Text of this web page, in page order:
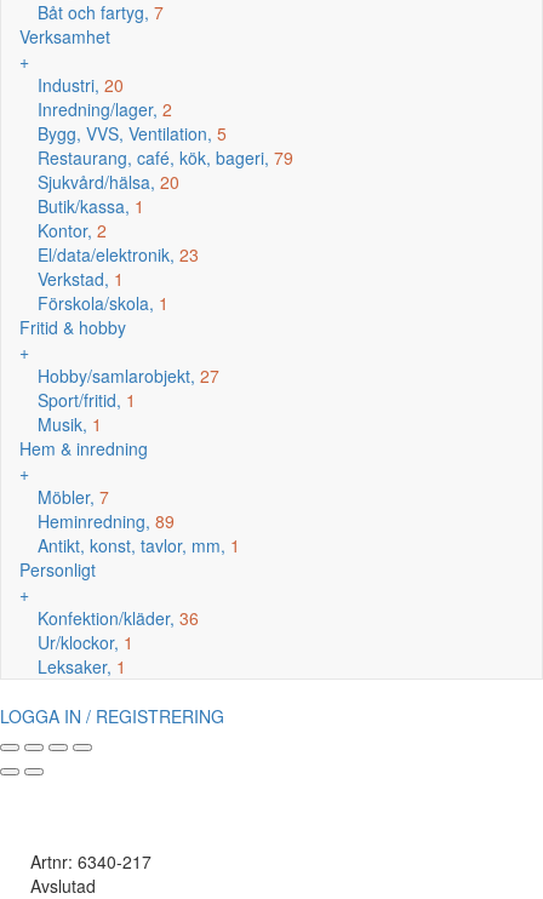
Båt och fartyg, 7
Verksamhet
+
Industri, 20
Inredning/lager, 2
Bygg, VVS, Ventilation, 5
Restaurang, café, kök, bageri, 79
Sjukvård/hälsa, 20
Butik/kassa, 1
Kontor, 2
El/data/elektronik, 23
Verkstad, 1
Förskola/skola, 1
Fritid & hobby
+
Hobby/samlarobjekt, 27
Sport/fritid, 1
Musik, 1
Hem & inredning
+
Möbler, 7
Heminredning, 89
Antikt, konst, tavlor, mm, 1
Personligt
+
Konfektion/kläder, 36
Ur/klockor, 1
Leksaker, 1
LOGGA IN / REGISTRERING
Artnr: 6340-217
Avslutad